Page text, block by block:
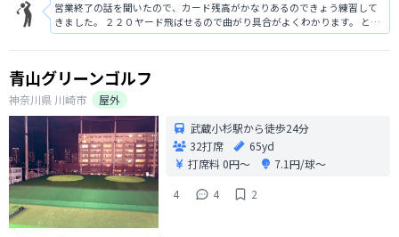
営業終了の話を聞いたので、カード残高がかなりあるのできょう練習して
きました。 ２２０ヤード飛ばせるので曲がり具合がよくわかります。 とこ
ろで、その話はA4の用紙にお知らせとして書いてあり、 本当にそうなんだ
と知りました。 長い間LINXは高いので有名でしたが、なくなると残念で
青山グリーンゴルフ
神奈川県 川崎市
屋外
武蔵小杉駅から徒歩24分
32打席
65yd
打席料0円〜
7.1円/球〜
4
4 2